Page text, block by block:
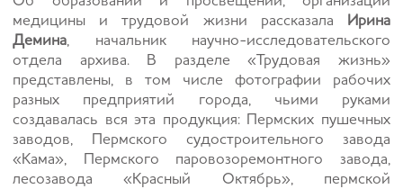
медицины и трудовой жизни рассказала
Ирина
Демина, начальник научно-исследовательского
отдела архива. В разделе «Трудовая жизнь»
представлены, в том числе фотографии рабочих
разных предприятий города, чьими руками
создавалась вся эта продукция: Пермских пушечных
заводов, Пермского судостроительного завода
«Кама», Пермского паровозоремонтного завода,
лесозавода «Красный Октябрь», пермской